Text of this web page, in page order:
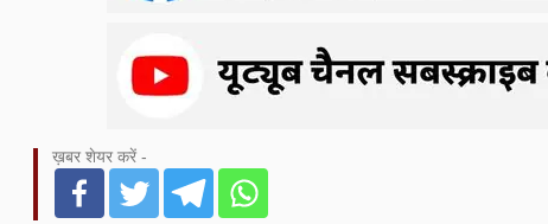
ख़बर शेयर करें -